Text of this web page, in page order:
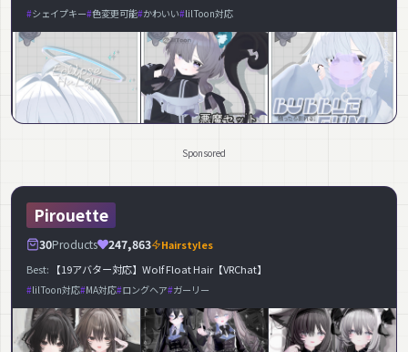
シェイプキー 色変更可能 かわいい lilToon対応
Sponsored
Pirouette
30Products 247,863
Hairstyles
Best:
【19アバター対応】Wolf Float Hair【VRChat】
lilToon対応 MA対応 ロングヘア ガーリー